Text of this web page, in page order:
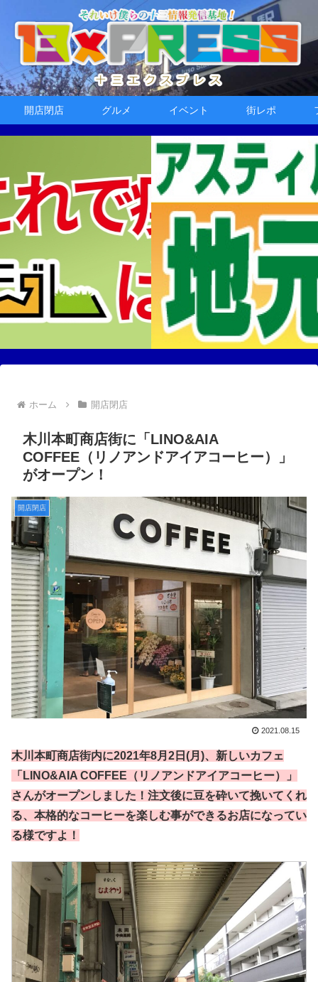
開店閉店 グルメ イベント 街レポ
ホーム 開店閉店
木川本町商店街に「LINO&AIA
COFFEE（リノアンドアイアコーヒー）」
がオープン！
開店閉店
2021.08.15
木川本町商店街内に2021年8月2日(月)、新しいカフェ
「LINO&AIA COFFEE（リノアンドアイアコーヒー）」
さんがオープンしました！注文後に豆を砕いて挽いてくれ
る、本格的なコーヒーを楽しむ事ができるお店になってい
る様ですよ！